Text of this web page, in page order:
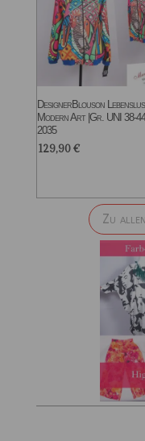
DesignerBlouson
Modern Art |Gr. UNI 38-
2035
129,90€
Zu